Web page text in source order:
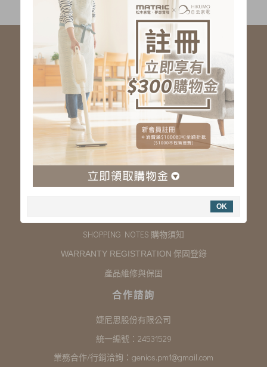
社群服務連結
線上客服 LINE 歡迎加入 <LINE ID: @matric.jp>
線上客服 Facebook 歡迎加入
服務專線：03-323-2180
客服信箱 :genios.service@gmail.com
服務時間：星期一至星期五 上午9:00~下午6:00
例假日休假
購物說明
SHOPPING NOTES 購物須知
WARRANTY REGISTRATION 保固登錄
產品維修與保固
合作諮詢
婕尼思股份有限公司
統一編號：24531529
業務合作/行銷洽詢： genios.pm1@gmail.com
OK